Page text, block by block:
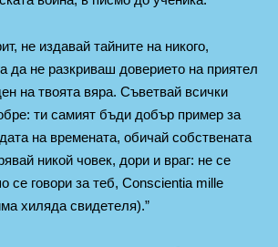
не издавай тайните на никого,
да не разкриваш доверието на приятел
на твоята вяра. Съветвай всички
ти самият бъди добър пример за
на времената, обичай собствената
никой човек, дори и враг: не се
се говори за теб, Conscientia mille
хиляда свидетеля).”